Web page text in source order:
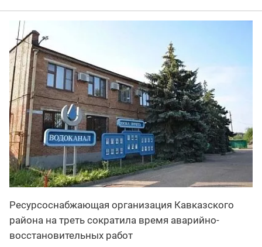
Ресурсоснабжающая организация Кавказского
района на треть сократила время аварийно-
восстановительных работ